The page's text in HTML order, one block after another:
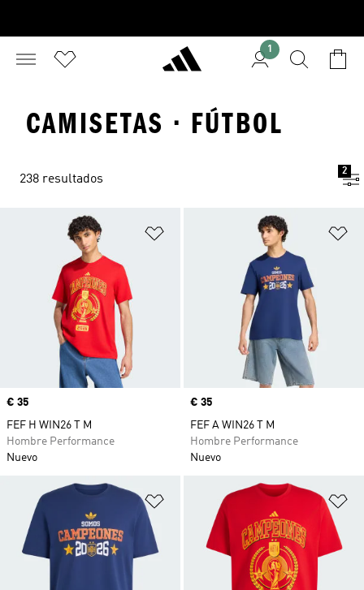
1
CAMISETAS · FÚTBOL
238 resultados
2
Añadir a la lista de deseos
Precio
€ 35
FEF H WIN26 T M
Hombre Performance
Nuevo
Precio
€ 35
FEF A WIN26 T M
Hombre Performance
Nuevo
Añadir a la lista de deseos